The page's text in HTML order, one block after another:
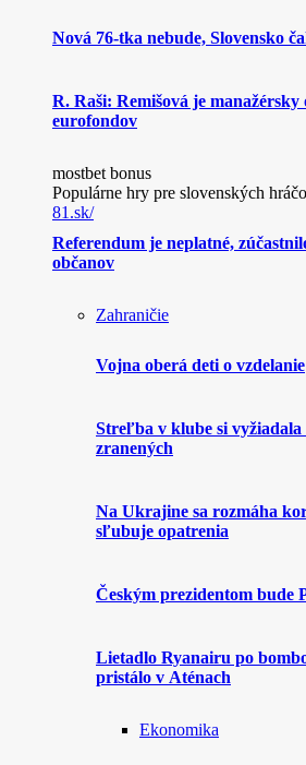
Nová 76-tka nebude, Slovensko
R. Raši: Remišová je manažérsky
eurofondov
mostbet bonus
Populárne hry pre slovenských
81.sk/
Referendum je neplatné,
občanov
Zahraničie
Vojna oberá deti o vzdelanie
Streľba v klube si vyžiadala
zranených
Na Ukrajine sa rozmáha
sľubuje opatrenia
Českým prezidentom bude
Lietadlo Ryanairu po
pristálo v Aténach
Ekonomika